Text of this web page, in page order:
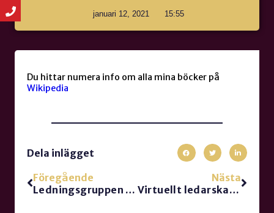
januari 12, 2021 15:55
Du hittar numera info om alla mina böcker på
Wikipedia
Dela inlägget
Föregående
Ledningsgruppen är död
Nästa
Virtuellt ledarskap – intervju med Pete Lancia